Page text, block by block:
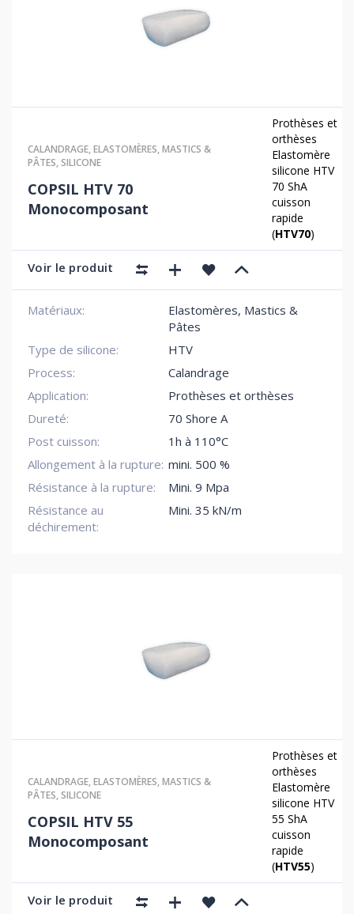
CALANDRAGE,ELASTOMÈRES,MASTICS &
PÂTES,SILICONE
COPSIL HTV 70
Monocomposant
Prothèses et
orthèses
Elastomère
silicone HTV
70 ShA
cuisson
rapide
(HTV70)
Voir le produit
Matériaux:
Elastomères, Mastics &
Pâtes
Type de silicone:
HTV
Process:
Calandrage
Application:
Prothèses et orthèses
Dureté:
70 Shore A
Post cuisson:
1h à 110°C
Allongement à la rupture: mini. 500 %
Résistance à la rupture:
Mini. 9 Mpa
Résistance au
déchirement:
Mini. 35 kN/m
CALANDRAGE,ELASTOMÈRES,MASTICS &
PÂTES,SILICONE
COPSIL HTV 55
Monocomposant
Prothèses et
orthèses
Elastomère
silicone HTV
55 ShA
cuisson
rapide
(HTV55)
Voir le produit